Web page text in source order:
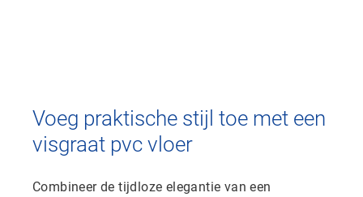
Voeg praktische stijl toe met een
visgraat pvc vloer
Combineer de tijdloze elegantie van een